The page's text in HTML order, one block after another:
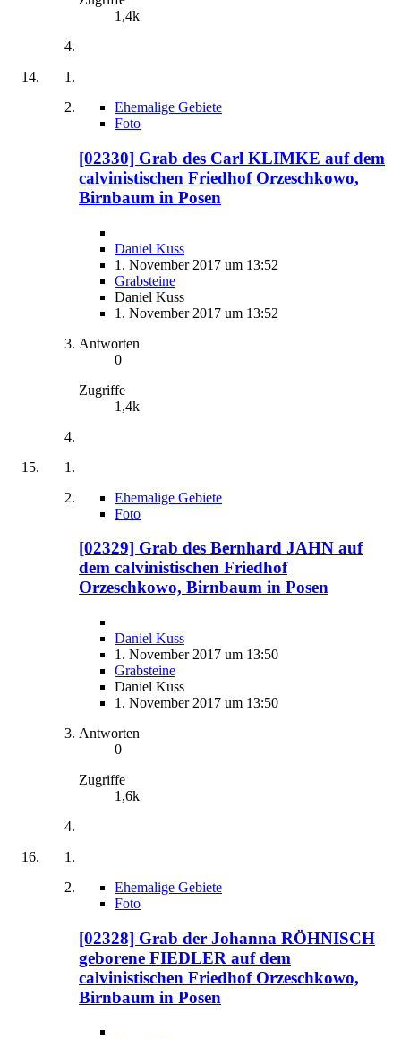
1,4k
Ehemalige Gebiete
Foto
[02330] Grab des Carl KLIMKE auf dem
calvinistischen Friedhof Orzeschkowo,
Birnbaum in Posen
Daniel Kuss
1. November 2017 um 13:52
Grabsteine
Daniel Kuss
1. November 2017 um 13:52
Antworten
0
Zugriffe
1,4k
Ehemalige Gebiete
Foto
[02329] Grab des Bernhard JAHN auf
dem calvinistischen Friedhof
Orzeschkowo, Birnbaum in Posen
Daniel Kuss
1. November 2017 um 13:50
Grabsteine
Daniel Kuss
1. November 2017 um 13:50
Antworten
0
Zugriffe
1,6k
Ehemalige Gebiete
Foto
[02328] Grab der Johanna RÖHNISCH
geborene FIEDLER auf dem
calvinistischen Friedhof Orzeschkowo,
Birnbaum in Posen